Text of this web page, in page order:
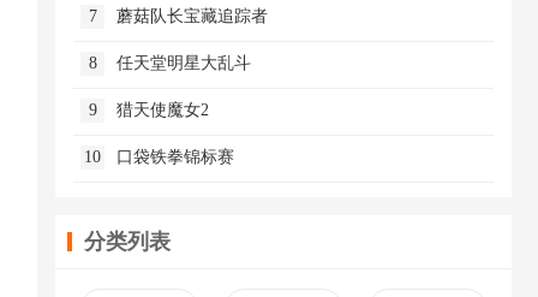
7 蘑菇队长宝藏追踪者
8 任天堂明星大乱斗
9 猎天使魔女2
10 口袋铁拳锦标赛
分类列表